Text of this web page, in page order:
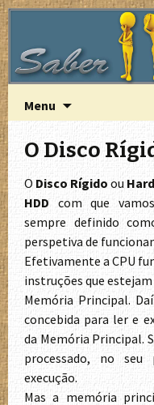
Saber com
A Lógica do
Menu
o
conteúdo
O Disco
O Disco Rígido ou
HDD com que
sempre definido
perspetiva de
Efetivamente a CPU
instruções que
Memória Principal.
concebida para ler e
da Memória Principal.
processado, no
execução.
Mas a memória